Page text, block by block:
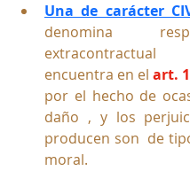
Una de carácter
denomina
encuentra en el art.
por el hecho de
daño , y los
producen son  de
moral.